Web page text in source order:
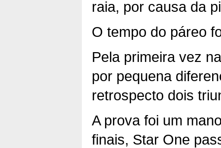
raia, por causa da
O tempo do páreo
Pela primeira vez
por pequena
retrospecto dois
A prova foi um
finais, Star One